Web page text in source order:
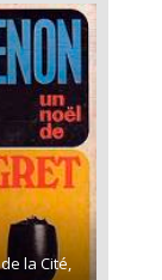
la Cité,